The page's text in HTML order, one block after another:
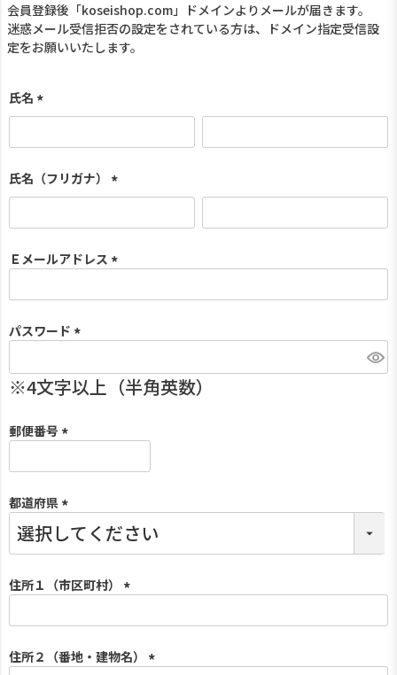
会員登録後「koseishop.com」ドメインよりメールが届きます。
迷惑メール受信拒否の設定をされている方は、ドメイン指定受信設
定をお願いいたします。
氏名
(
氏名（フリガナ）
(
)
Ｅメールアドレス
必
)
パスワード
必
須
郵便番号
必
)
都道府県
必
)
住所１（市区町村）
必
)
住所２（番地・建物名）